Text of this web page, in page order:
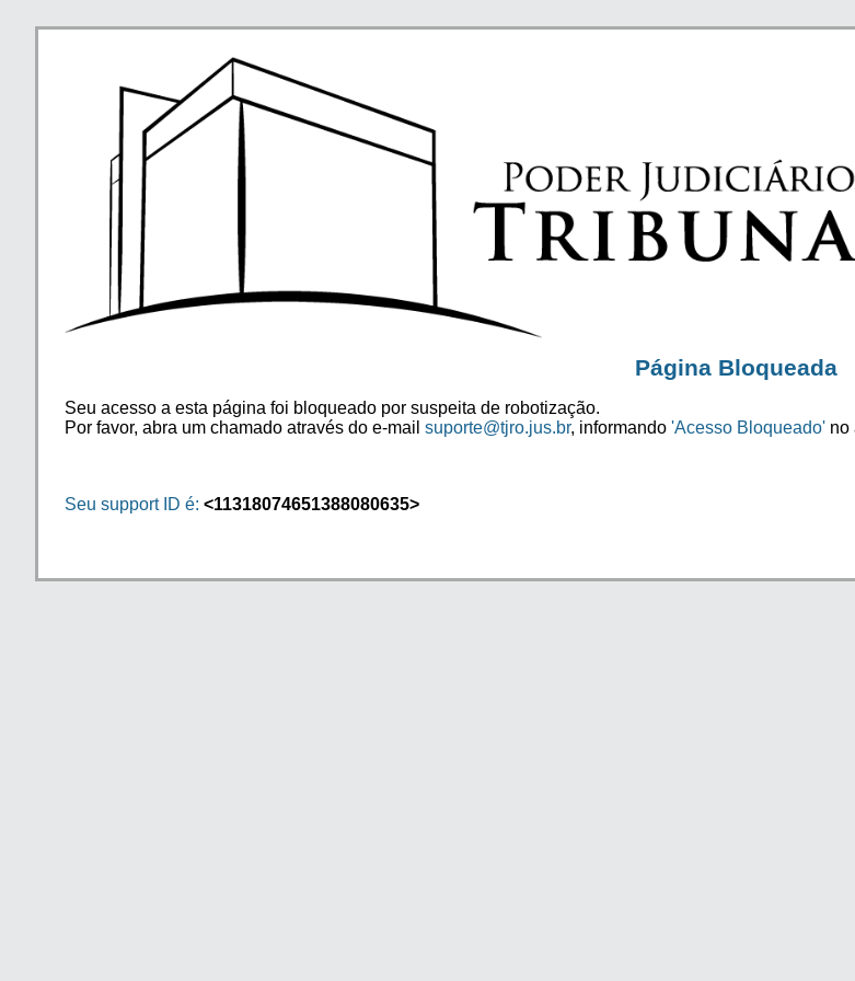
Página Bloqueada
Seu acesso a esta página foi bloqueado por suspeita de robotização.
Por favor, abra um chamado através do e-mail suporte@tjro.jus.br, informando 'Acesso Bloqueado' no
Seu support ID é: <11318074651388080635>